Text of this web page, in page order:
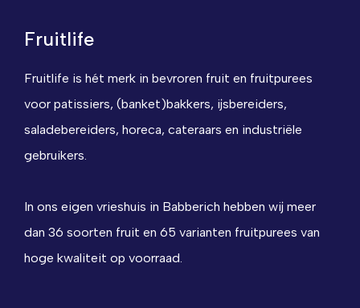
Fruitlife
Fruitlife is hét merk in bevroren fruit en fruitpurees
voor patissiers, (banket)bakkers, ijsbereiders,
saladebereiders, horeca, cateraars en industriële
gebruikers.
In ons eigen vrieshuis in Babberich hebben wij meer
dan 36 soorten fruit en 65 varianten fruitpurees van
hoge kwaliteit op voorraad.